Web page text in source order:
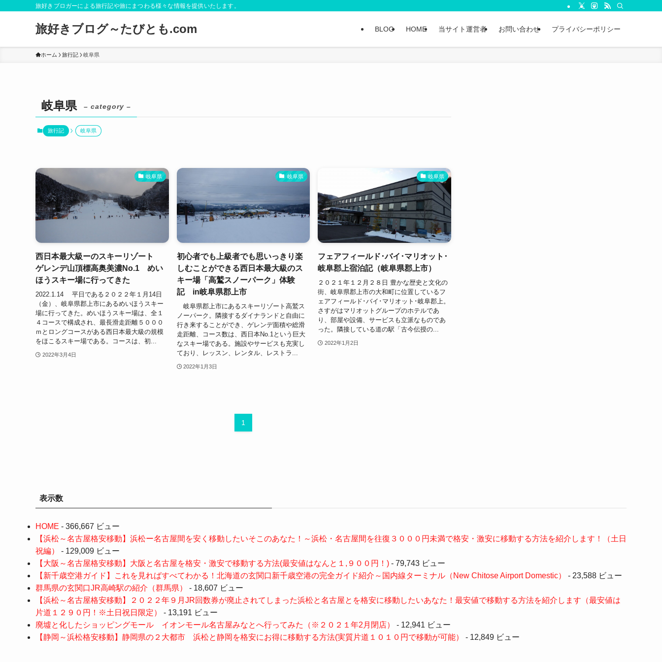
旅好きブロガーによる旅行記や旅にまつわる様々な情報を提供いたします。
旅好きブログ～たびとも.com BLOG HOME 当サイト運営者 お問い合わせ プライバシーポリシー
ホーム 旅行記 岐阜県
岐阜県 – category –
旅行記 岐阜県
岐阜県
西日本最大級ーのスキーリゾート
ゲレンデ山頂標高奥美濃No.1 めい
ほうスキー場に行ってきた
2022.1.14 平日である２０２２年１月14日
（金）、岐阜県郡上市にあるめいほうスキー
場に行ってきた。めいほうスキー場は、全１
４コースで構成され、最長滑走距離５０００
ｍとロングコースがある西日本最大級の規模
をほこるスキー場である。コースは、初...
2022年3月4日
岐阜県
初心者でも上級者でも思いっきり楽
しむことができる西日本最大級のス
キー場「高鷲スノーパーク」体験
記 in岐阜県郡上市
岐阜県郡上市にあるスキーリゾート高鷲ス
ノーパーク。隣接するダイナランドと自由に
行き来することができ、ゲレンデ面積や総滑
走距離、コース数は、西日本No.1という巨大
なスキー場である。施設やサービスも充実し
ており、レッスン、レンタル、レストラ...
2022年1月3日
岐阜県
フェアフィールド･バイ･マリオット･
岐阜郡上宿泊記（岐阜県郡上市）
２０２１年１２月２８日 豊かな歴史と文化の
街、岐阜県郡上市の大和町に位置しているフ
ェアフィールド･バイ･マリオット･岐阜郡上。
さすがはマリオットグループのホテルであ
り、部屋や設備、サービスも立派なものであ
った。隣接している道の駅「古今伝授の...
2022年1月2日
1
表示数
HOME - 366,667 ビュー
【浜松～名古屋格安移動】浜松ー名古屋間を安く移動したいそこのあなた！～浜松・名古屋間を往復３０００円未満で格安・激安に移動する方法を紹介します！（土日
祝編）
- 129,009 ビュー
【大阪～名古屋格安移動】大阪と名古屋を格安・激安で移動する方法(最安値はなんと１,９００円！) - 79,743 ビュー
【新千歳空港ガイド】これを見ればすべてわかる！北海道の玄関口新千歳空港の完全ガイド紹介～国内線ターミナル（New Chitose Airport Domestic）
- 23,588 ビュー
群馬県の玄関口JR高崎駅の紹介（群馬県）
- 18,607 ビュー
【浜松～名古屋格安移動】２０２２年９月JR回数券が廃止されてしまった浜松と名古屋とを格安に移動したいあなた！最安値で移動する方法を紹介します（最安値は
片道１２９０円！※土日祝日限定）
- 13,191 ビュー
廃墟と化したショッピングモール イオンモール名古屋みなとへ行ってみた（※２０２１年2月閉店）
- 12,941 ビュー
【静岡～浜松格安移動】静岡県の２大都市 浜松と静岡を格安にお得に移動する方法(実質片道１０１０円で移動が可能）
- 12,849 ビュー